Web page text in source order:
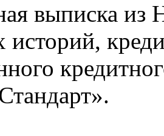
выписка из
историй,